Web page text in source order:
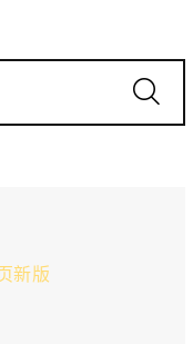
新版